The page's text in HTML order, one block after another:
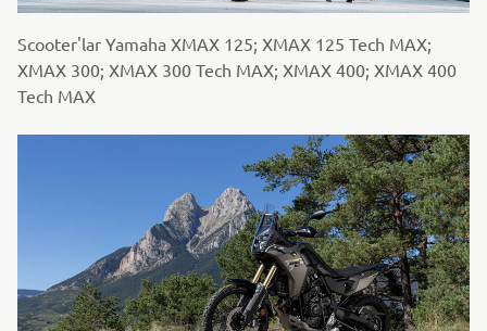
Scooter'lar Yamaha XMAX 125; XMAX 125 Tech MAX;
XMAX 300; XMAX 300 Tech MAX; XMAX 400; XMAX 400
Tech MAX